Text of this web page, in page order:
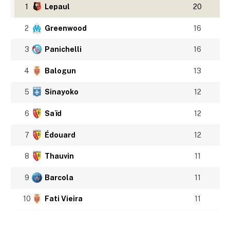
1 Lepaul 20
2 Greenwood 16
3 Panichelli 16
4 Balogun 13
5 Sinayoko 12
6 Saïd 12
7 Édouard 12
8 Thauvin 11
9 Barcola 11
10 Fati Vieira 11